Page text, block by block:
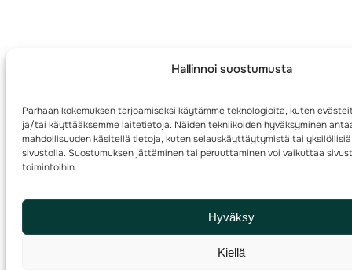
Hallinnoi suostumusta
Parhaan kokemuksen tarjoamiseksi käytämme teknologioita, kuten
ja/tai käyttääksemme laitetietoja. Näiden tekniikoiden hyväksyminen
mahdollisuuden käsitellä tietoja, kuten selauskäyttäytymistä tai
sivustolla. Suostumuksen jättäminen tai peruuttaminen voi vaikuttaa
toimintoihin.
Hyväksy
Kiellä